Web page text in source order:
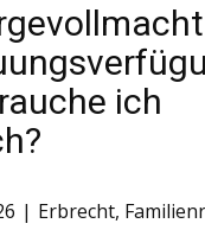
ich
Erbrecht,